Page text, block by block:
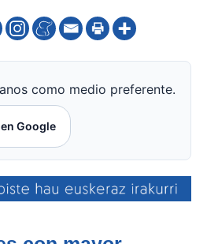
como medio preferente.
Google